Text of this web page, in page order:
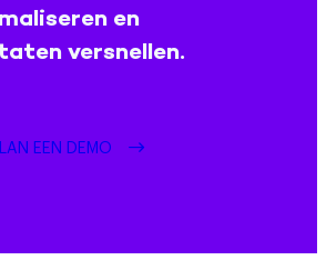
en
versnellen.
EEN DEMO